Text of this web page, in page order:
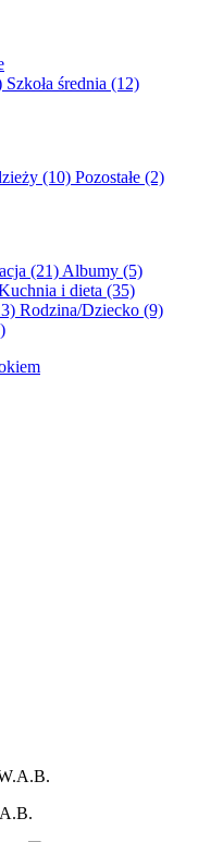
Szkoła średnia (12)
(10) Pozostałe (2)
(21) Albumy (5)
i dieta (35)
Rodzina/Dziecko (9)